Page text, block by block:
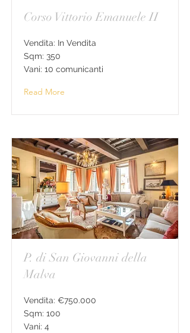
Corso Vittorio Emanuele II
Vendita: In Vendita
Sqm: 350
Vani: 10 comunicanti
Read More
P. di San Giovanni della
Malva
Vendita: €750.000
Sqm: 100
Vani: 4